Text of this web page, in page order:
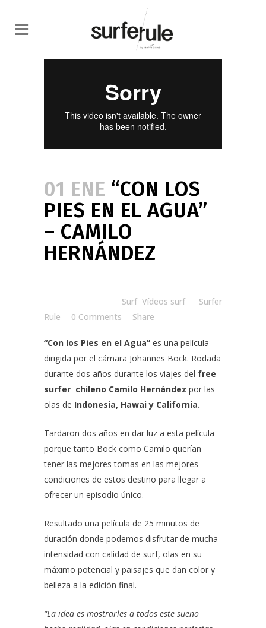
01 ENE “CON LOS
PIES EN EL AGUA”
– CAMILO
HERNÁNDEZ
Surf Vídeos surf
Surfer
Rule
0 Comments Share
“Con los Pies en el Agua” es una película
dirigida por el cámara Johannes Bock. Rodada
durante dos años durante los viajes del free
surfer chileno Camilo Hernández por las
olas de Indonesia, Hawai y California.
Tardaron dos años en dar luz a esta película
porque tanto Bock como Camilo querían
tener las mejores tomas en las mejores
condiciones de estos destino para llegar a
ofrecer un episodio único.
Resultado una película de 25 minutos de
duración donde podemos disfrutar de mucha
intensidad con calidad de surf, olas en su
máximo potencial y paisajes que dan color y
belleza a la edición final.
“La idea es mostrarles a todos este sueño